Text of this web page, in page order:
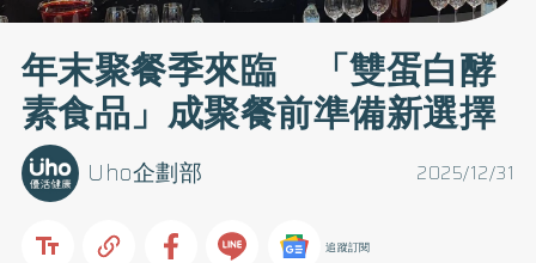
年末聚餐季來臨 「雙蛋白酵
素食品」成聚餐前準備新選擇
2025/12/31
Uho企劃部
追蹤訂閱